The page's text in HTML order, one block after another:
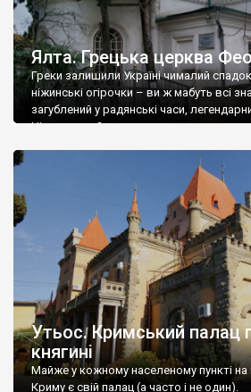
Ялта. Грецька церква
Греки залишили Україні чималий
ніжинські огірочки – ви ж мабуть всі
загублений у радянські часи,
Ніжин греки?
Утьос. Кримський палац
княгині
Майже у кожному населеному пункті на
Криму є свій палац (а часто і не один).